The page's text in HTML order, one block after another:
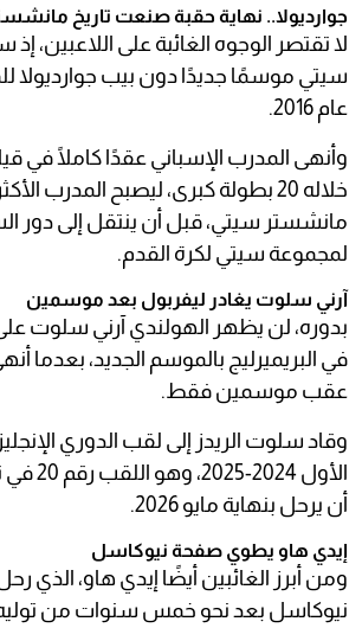
جوارديولا.. نهاية حقبة صنعت تاريخ
لا تقتصر الوجوه الغائبة على اللاعبين،
سيتي موسمًا جديدًا دون بيب جوارديولا
عام 2016.
وأنهى المدرب الإسباني عقدًا كاملًا في
خلاله 20 بطولة كبرى، ليصبح المدرب
مانشستر سيتي، قبل أن ينتقل إلى دور
لمجموعة سيتي لكرة القدم.
آرني سلوت يغادر ليفربول بعد موسمين
بدوره، لن يظهر الهولندي آرني سلوت
في البريميرليج بالموسم الجديد، بعدما
عقب موسمين فقط.
وقاد سلوت الريدز إلى لقب الدوري
الأول
أن يرحل بنهاية مايو 2026.
إيدي هاو يطوي صفحة نيوكاسل
ومن أبرز الغائبين أيضًا إيدي هاو، الذي
نيوكاسل بعد نحو خمس سنوات من